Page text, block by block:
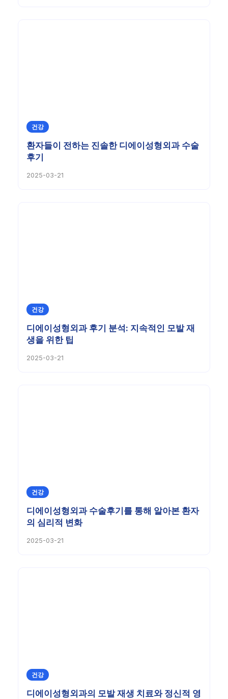
건강
환자들이 전하는 진솔한 디에이성형외과 수술
후기
2025-03-21
건강
디에이성형외과 후기 분석: 지속적인 모발 재
생을 위한 팁
2025-03-21
건강
디에이성형외과 수술후기를 통해 알아본 환자
의 심리적 변화
2025-03-21
건강
디에이성형외과의 모발 재생 치료와 정신적 영